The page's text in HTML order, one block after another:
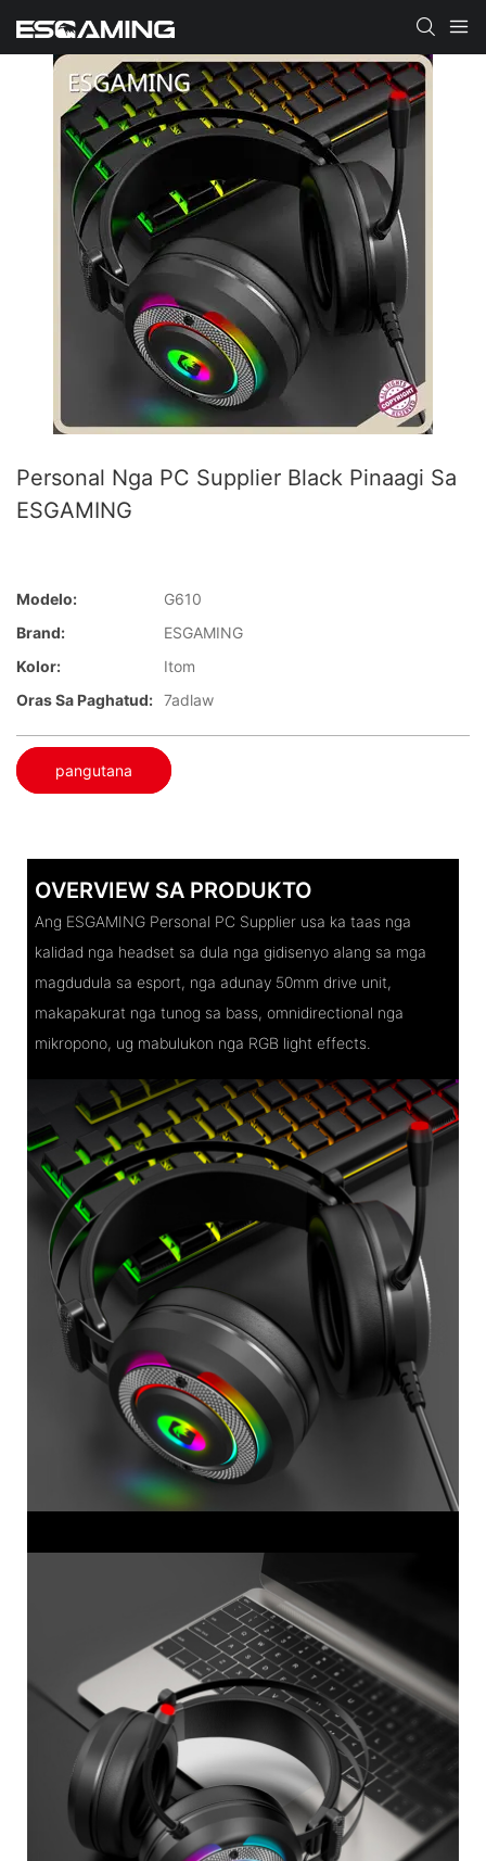
Personal Nga PC Supplier Black Pinaagi Sa
ESGAMING
Modelo:
G610
Brand:
ESGAMING
Kolor:
Itom
Oras Sa Paghatud: 7adlaw
pangutana
OVERVIEW SA PRODUKTO
Ang ESGAMING Personal PC Supplier usa ka taas nga
kalidad nga headset sa dula nga gidisenyo alang sa mga
magdudula sa esport, nga adunay 50mm drive unit,
makapakurat nga tunog sa bass, omnidirectional nga
mikropono, ug mabulukon nga RGB light effects.